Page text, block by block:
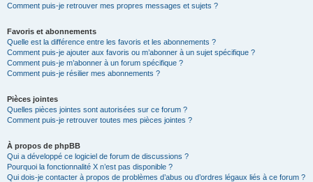
Comment puis-je retrouver mes propres messages et sujets ?
Favoris et abonnements
Quelle est la différence entre les favoris et les abonnements ?
Comment puis-je ajouter aux favoris ou m’abonner à un sujet spécifique ?
Comment puis-je m’abonner à un forum spécifique ?
Comment puis-je résilier mes abonnements ?
Pièces jointes
Quelles pièces jointes sont autorisées sur ce forum ?
Comment puis-je retrouver toutes mes pièces jointes ?
À propos de phpBB
Qui a développé ce logiciel de forum de discussions ?
Pourquoi la fonctionnalité X n’est pas disponible ?
Qui dois-je contacter à propos de problèmes d’abus ou d’ordres légaux liés à ce forum ?